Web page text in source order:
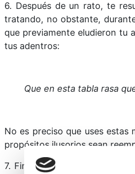
6. Después de un rato, te
tratando, no obstante,
que previamente eludieron tu
tus adentros:
Que en esta tabla rasa
No es preciso que uses estas
propósitos ilusorios sean
7. Finalmente, repite la idea